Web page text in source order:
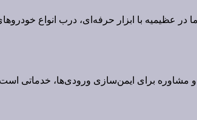
با ابزار حرفه‌ای، درب انواع خودروهای
و مشاوره برای ایمن‌سازی ورودی‌ها، خدماتی